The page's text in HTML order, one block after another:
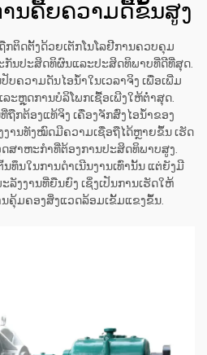
ານຄື້ຍຄວາມດື້ຂັ້ນສູງ
ກຕິດຕັ້ງດ້ວຍເຕັກໂນໂລຢີການຄວບຄຸມ
ກັນປະສິດທິຜົນແລະປະສິດທິພາບທີ່ດີທີ່ສຸດ.
ຄວາມດັນໄອນ້ຳໃນເວລາຈິງ ເພື່ອເພີ່ມ
ະຫຼຸດການບໍລິໂພກເຊື້ອເພີງໃຫ້ຕ່ຳສຸດ.
ກຕ້ອງແທ້ຈິງ ເຄື່ອງຈັກສົ່ງໄອນ້ຳຂອງ
ານທັງໝົດມີຄວາມເຊື່ອຖືໄດ້ຫຼາຍຂຶ້ນ ເຮັດ
ສາຫະກຳທີ່ຕ້ອງການປະສິດທິພາບສູງ.
ທຶນໃນການດຳເນີນງານເທົ່ານັ້ນ ແຕ່ຍັງມີ
ງງານທີ່ຍືນຍົງ ເຊິ່ງເປັນການເຮັດໃຫ້
ຄຸ້ມຄອງສິ່ງແວດລ້ອມເຂັ້ມແຂງຂຶ້ນ.